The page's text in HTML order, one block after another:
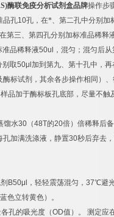
酶联免疫分析试剂盒品牌操作步
品孔10孔，在*、第二孔中分别加
第三、第四孔分别加标准品稀释
品稀释液50ul ，混匀；混匀后
别取50μl 加到第九、第十孔中，
标试剂，其余各步操作相同）
品加于酶标板孔底部，尽量不触
馏水30 （48T的20倍）倍稀释后备
孔加满洗涤液，静置30秒后弃去
B50μl ，轻轻震荡混匀， 37℃避
色立转黄色）。
孔的吸光度（OD值）。 测定应